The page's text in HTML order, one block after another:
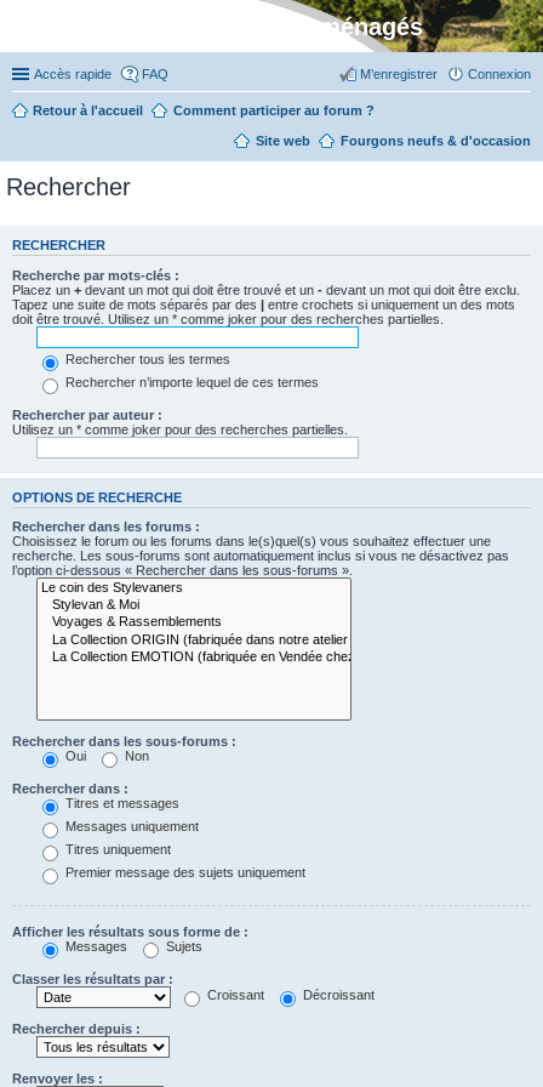
Stylevan - Vans aménagés
Accès rapide FAQ Connexion
M’enregistrer
Retour à l'accueil Comment participer au forum ?
Fourgons neufs & d'occasion
Site web
Rechercher
RECHERCHER
Recherche par mots-clés :
Placez un + devant un mot qui doit être trouvé et un - devant un mot qui doit être exclu.
Tapez une suite de mots séparés par des | entre crochets si uniquement un des mots
doit être trouvé. Utilisez un * comme joker pour des recherches partielles.
Rechercher tous les termes
Rechercher n’importe lequel de ces termes
Rechercher par auteur :
Utilisez un * comme joker pour des recherches partielles.
OPTIONS DE RECHERCHE
Rechercher dans les forums :
Choisissez le forum ou les forums dans le(s)quel(s) vous souhaitez effectuer une
recherche. Les sous-forums sont automatiquement inclus si vous ne désactivez pas
l’option ci-dessous « Rechercher dans les sous-forums ».
Rechercher dans les sous-forums :
Oui
Non
Rechercher dans :
Titres et messages
Messages uniquement
Titres uniquement
Premier message des sujets uniquement
Afficher les résultats sous forme de :
Messages
Sujets
Classer les résultats par :
Croissant
Décroissant
Rechercher depuis :
Renvoyer les :